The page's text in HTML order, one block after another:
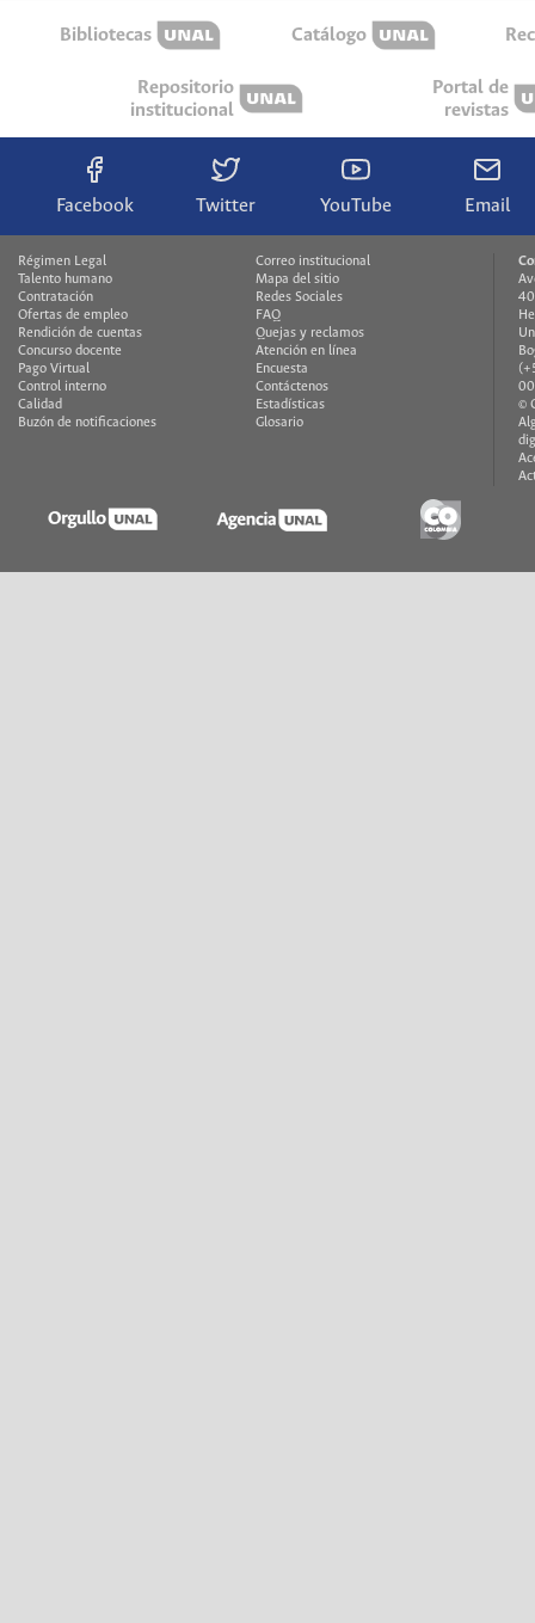
Bibliotecas Catálogo
Repositorio
institucional
Portal de
revistas
Facebook Twitter YouTube Email
Régimen Legal
Talento humano
Contratación
Ofertas de empleo
Rendición de cuentas
Concurso docente
Pago Virtual
Control interno
Calidad
Buzón de notificaciones
Correo institucional
Mapa del sitio
Redes Sociales
FAQ
Quejas y reclamos
Atención en línea
Encuesta
Contáctenos
Estadísticas
Glosario
©